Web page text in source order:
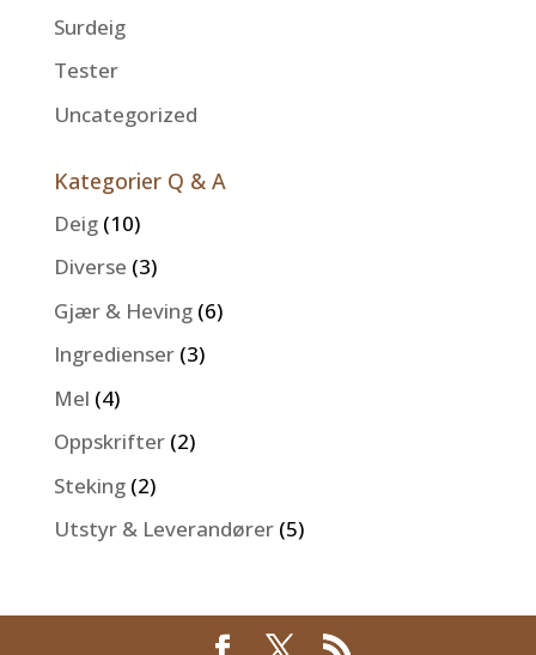
Surdeig
Tester
Uncategorized
Kategorier Q & A
Deig (10)
Diverse (3)
Gjær & Heving (6)
Ingredienser (3)
Mel (4)
Oppskrifter (2)
Steking (2)
Utstyr & Leverandører (5)